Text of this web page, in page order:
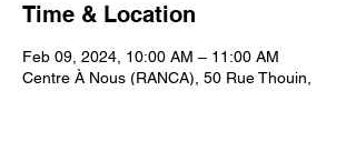
Time & Location
Feb 09, 2024, 10:00 AM – 11:00 AM
Centre À Nous (RANCA), 50 Rue Thouin,